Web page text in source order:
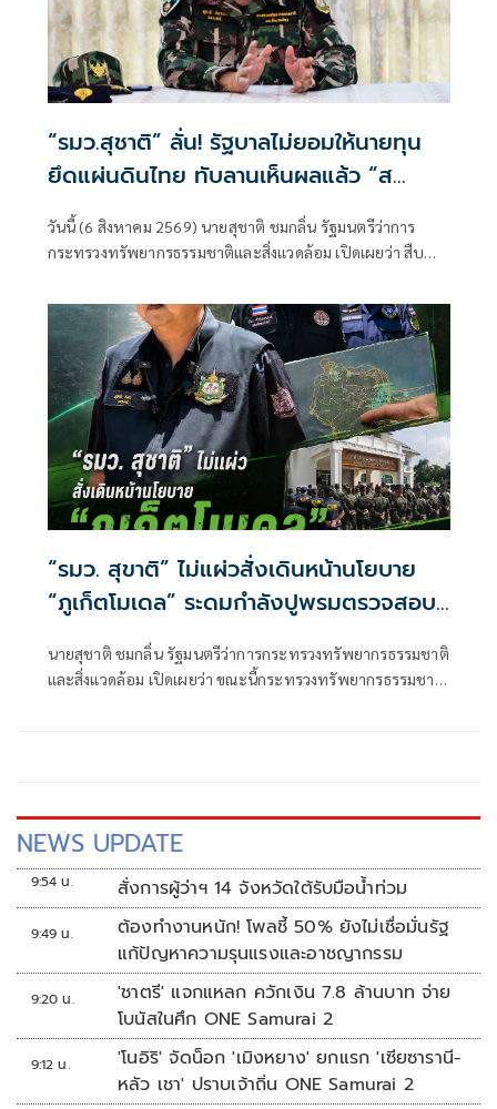
“รมว.สุชาติ” ลั่น! รัฐบาลไม่ยอมให้นายทุน
ยึดแผ่นดินไทย ทับลานเห็นผลแล้ว “ส
ตาร์เวลล์ การ์เด้นโฮม” รื้อเองคืบ 40%
เตือนผู้ฝ่าฝืนเจอมาตรการทางกฎหมาย
วันนี้ (6 สิงหาคม 2569) นายสุชาติ ชมกลิ่น รัฐมนตรีว่าการ
กระทรวงทรัพยากรธรรมชาติและสิ่งแวดล้อม เปิดเผยว่า สืบ
นครราชสีมา
“รมว. สุขาติ” ไม่แผ่วสั่งเดินหน้านโยบาย
“ภูเก็ตโมเดล” ระดมกำลังปูพรมตรวจสอบ
พื้นที่ทั้งเกาะภูเก็ต อีก 40 จุด พร้อมเร่ง
ผลักดันประกาศป่านันทนาการหาดนุ้ย ภูเก็ต
นายสุชาติ ชมกลิ่น รัฐมนตรีว่าการกระทรวงทรัพยากรธรรมชาติ
และสิ่งแวดล้อม เปิดเผยว่า ขณะนี้กระทรวงทรัพยากรธรรมชาติ
NEWS UPDATE
9:54 น. สั่งการผู้ว่าฯ 14 จังหวัดใต้รับมือน้ำท่วม
9:49 น.
ต้องทำงานหนัก! โพลชี้ 50% ยังไม่เชื่อมั่นรัฐ
แก้ปัญหาความรุนแรงและอาชญากรรม
9:20 น.
'ชาตรี' แจกแหลก ควักเงิน 7.8 ล้านบาท จ่าย
โบนัสในศึก ONE Samurai 2
9:12 น.
'โนอิริ' จัดน็อก 'เมิงหยาง' ยกแรก 'เซียซารานี-
หลัว เชา' ปราบเจ้าถิ่น ONE Samurai 2